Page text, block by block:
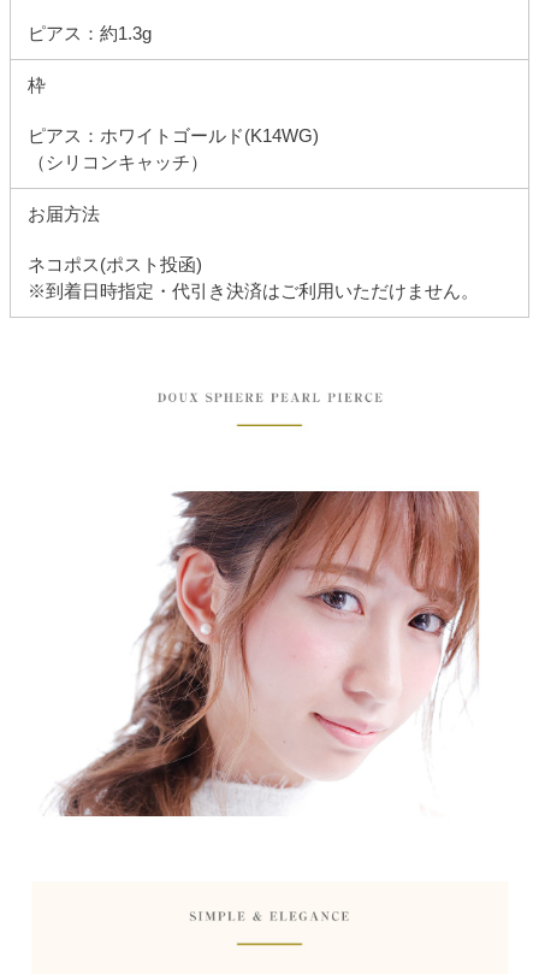
ピアス：約1.3g
枠
ピアス：ホワイトゴールド(K14WG)
（シリコンキャッチ）
お届方法
ネコポス(ポスト投函)
※到着日時指定・代引き決済はご利用いただけません。